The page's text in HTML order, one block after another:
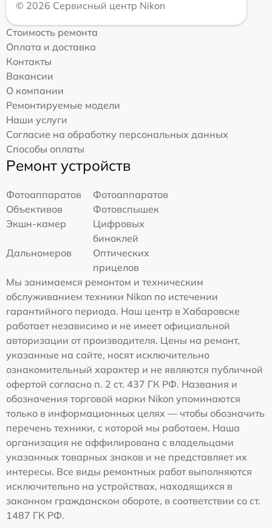
© 2026 Сервисный центр Nikon
Стоимость ремонта
Оплата и доставка
Контакты
Вакансии
О компании
Ремонтируемые модели
Наши услуги
Согласие на обработку персональных данных
Способы оплаты
Ремонт устройств
Фотоаппаратов
Фотоаппаратов
Объективов
Фотовспышек
Экшн-камер
Цифровых
биноклей
Дальномеров
Оптических
прицелов
Мы занимаемся ремонтом и техническим
обслуживанием техники Nikon по истечении
гарантийного периода. Наш центр в Хабаровске
работает независимо и не имеет официальной
авторизации от производителя. Цены на ремонт,
указанные на сайте, носят исключительно
ознакомительный характер и не являются публичной
офертой согласно п. 2 ст. 437 ГК РФ. Названия и
обозначения торговой марки Nikon упоминаются
только в информационных целях — чтобы обозначить
перечень техники, с которой мы работаем. Наша
организация не аффилирована с владельцами
указанных товарных знаков и не представляет их
интересы. Все виды ремонтных работ выполняются
исключительно на устройствах, находящихся в
законном гражданском обороте, в соответствии со ст.
1487 ГК РФ.